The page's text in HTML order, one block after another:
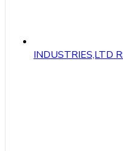
INDUSTRIES,LTD